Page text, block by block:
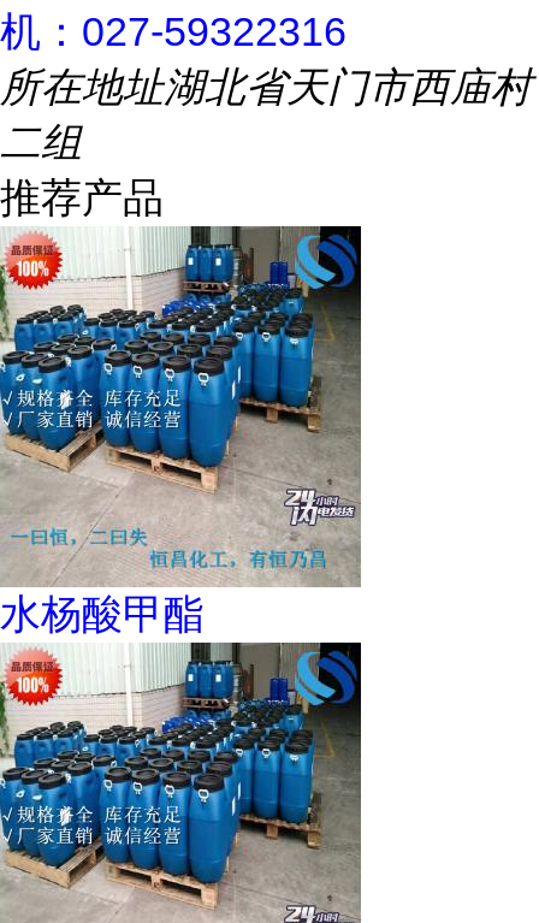
机：027-59322316
所在地址湖北省天门市西庙村
二组
推荐产品
水杨酸甲酯